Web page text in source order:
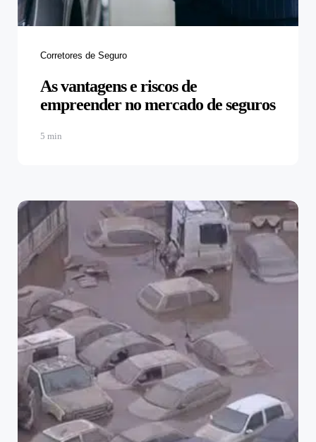
Categories
Corretores de Seguro
As vantagens e riscos de
empreender no mercado de seguros
5 min